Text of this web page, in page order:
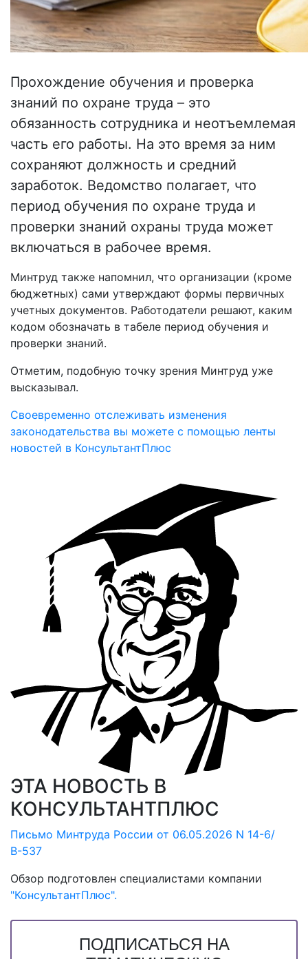
Прохождение обучения и проверка
знаний по охране труда – это
обязанность сотрудника и неотъемлемая
часть его работы. На это время за ним
сохраняют должность и средний
заработок. Ведомство полагает, что
период обучения по охране труда и
проверки знаний охраны труда может
включаться в рабочее время.
Минтруд также напомнил, что организации (кроме
бюджетных) сами утверждают формы первичных
учетных документов. Работодатели решают, каким
кодом обозначать в табеле период обучения и
проверки знаний.
Отметим, подобную точку зрения Минтруд уже
высказывал.
Своевременно отслеживать изменения
законодательства вы можете с помощью ленты
новостей в КонсультантПлюс
ЭТА НОВОСТЬ В
КОНСУЛЬТАНТПЛЮС
Письмо Минтруда России от 06.05.2026 N 14-6/
В-537
Обзор подготовлен специалистами компании
"КонсультантПлюс".
ПОДПИСАТЬСЯ НА